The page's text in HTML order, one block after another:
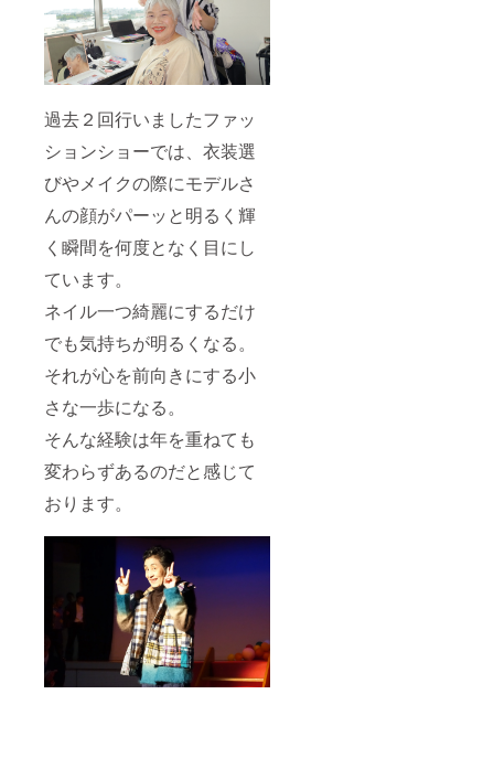
過去２回行いましたファッ
ションショーでは、衣装選
びやメイクの際にモデルさ
んの顔がパーッと明るく輝
く瞬間を何度となく目にし
ています。
ネイル一つ綺麗にするだけ
でも気持ちが明るくなる。
それが心を前向きにする小
さな一歩になる。
そんな経験は年を重ねても
変わらずあるのだと感じて
おります。